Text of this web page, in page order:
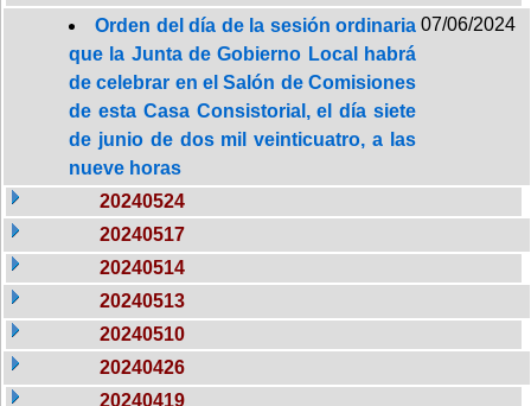
Orden del día de la sesión ordinaria
que la Junta de Gobierno Local habrá
de celebrar en el Salón de Comisiones
de esta Casa Consistorial, el día siete
de junio de dos mil veinticuatro, a las
nueve horas
07/06/2024
20240524
20240517
20240514
20240513
20240510
20240426
20240419